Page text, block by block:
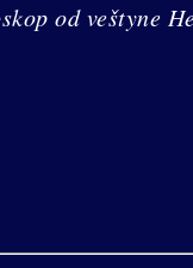
od veštyne